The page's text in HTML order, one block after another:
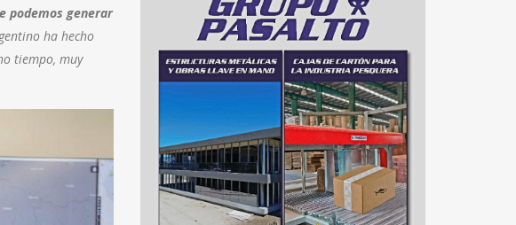
podemos generar
ha hecho
tiempo, muy